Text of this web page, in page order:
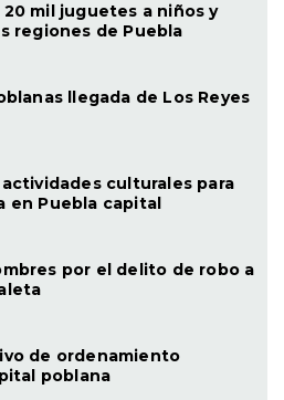
20 mil juguetes a niños y
regiones de Puebla
llegada de Los Reyes
culturales para
en Puebla capital
por el delito de robo a
de ordenamiento
poblana